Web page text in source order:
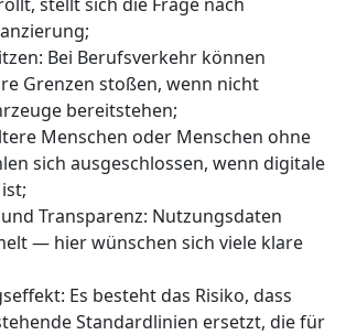
Bei Berufsverkehr können
Grenzen stoßen, wenn nicht
bereitstehen;
Menschen oder Menschen ohne
sich ausgeschlossen, wenn digitale
Transparenz: Nutzungsdaten
— hier wünschen sich viele klare
Es besteht das Risiko, dass
Standardlinien ersetzt, die für